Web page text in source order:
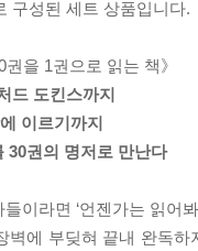
구성된 세트 상품입니다.
을 1권으로 읽는 책》
드 도킨스까지
이르기까지
30권의 명저로 만난다
이라면 ‘언젠가는 읽어
벽에 부딪혀 끝내 완독